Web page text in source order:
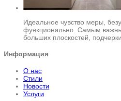
Идеальное чувство меры,
функционально. Самым
больших плоскостей,
Информация
О нас
Стили
Новости
Услуги